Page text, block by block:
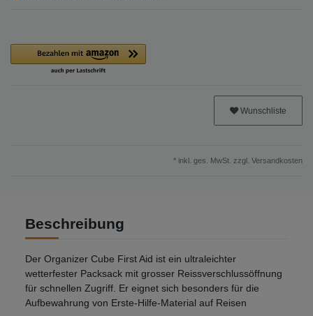
Wunschliste
* inkl. ges. MwSt. zzgl. Versandkosten
Beschreibung
Der Organizer Cube First Aid ist ein ultraleichter
wetterfester Packsack mit grosser Reissverschlussöffnung
für schnellen Zugriff. Er eignet sich besonders für die
Aufbewahrung von Erste-Hilfe-Material auf Reisen